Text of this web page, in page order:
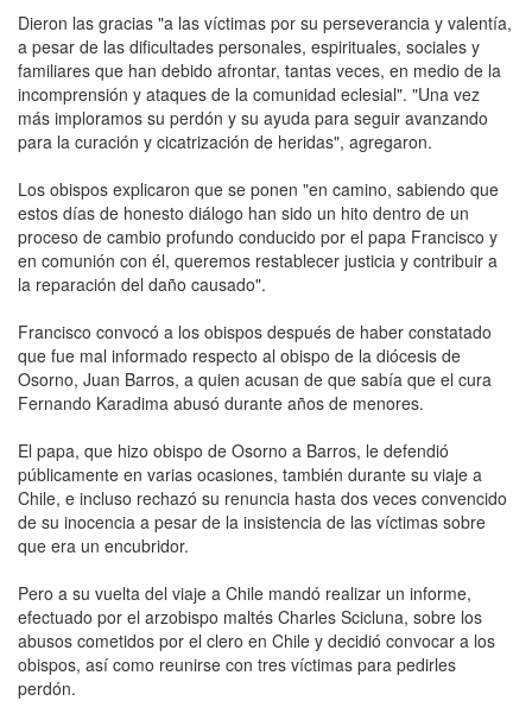
Dieron las gracias "a las víctimas por su perseverancia y valentía,
a pesar de las dificultades personales, espirituales, sociales y
familiares que han debido afrontar, tantas veces, en medio de la
incomprensión y ataques de la comunidad eclesial". "Una vez
más imploramos su perdón y su ayuda para seguir avanzando
para la curación y cicatrización de heridas", agregaron.
Los obispos explicaron que se ponen "en camino, sabiendo que
estos días de honesto diálogo han sido un hito dentro de un
proceso de cambio profundo conducido por el papa Francisco y
en comunión con él, queremos restablecer justicia y contribuir a
la reparación del daño causado".
Francisco convocó a los obispos después de haber constatado
que fue mal informado respecto al obispo de la diócesis de
Osorno, Juan Barros, a quien acusan de que sabía que el cura
Fernando Karadima abusó durante años de menores.
El papa, que hizo obispo de Osorno a Barros, le defendió
públicamente en varias ocasiones, también durante su viaje a
Chile, e incluso rechazó su renuncia hasta dos veces convencido
de su inocencia a pesar de la insistencia de las víctimas sobre
que era un encubridor.
Pero a su vuelta del viaje a Chile mandó realizar un informe,
efectuado por el arzobispo maltés Charles Scicluna, sobre los
abusos cometidos por el clero en Chile y decidió convocar a los
obispos, así como reunirse con tres víctimas para pedirles
perdón.